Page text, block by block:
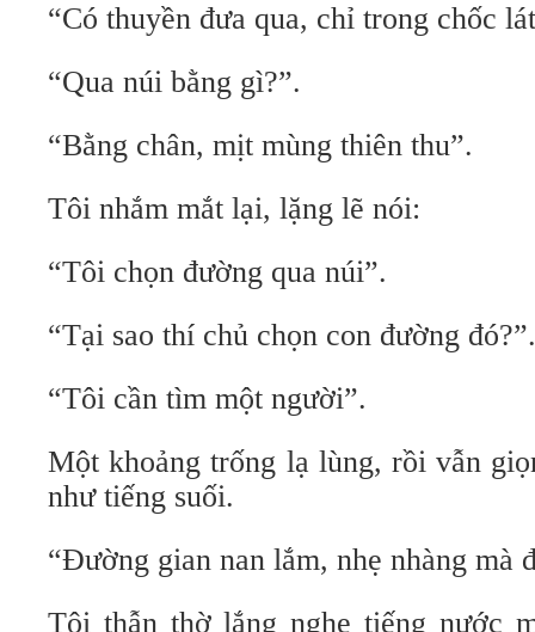
“Có thuyền đưa qua, chỉ trong chốc
“Qua núi bằng gì?”.
“Bằng chân, mịt mùng thiên thu”.
Tôi nhắm mắt lại, lặng lẽ nói:
“Tôi chọn đường qua núi”.
“Tại sao thí chủ chọn con đường đó?”.
“Tôi cần tìm một người”.
Một khoảng trống lạ lùng, rồi vẫn
như tiếng suối.
“Đường gian nan lắm, nhẹ nhàng mà
Tôi thẫn thờ lắng nghe tiếng nước